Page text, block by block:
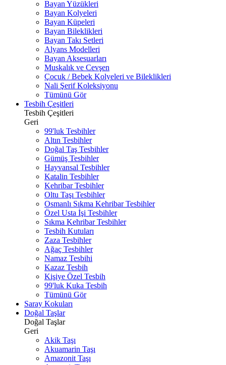
Bayan Yüzükleri
Bayan Kolyeleri
Bayan Küpeleri
Bayan Bileklikleri
Bayan Takı Setleri
Alyans Modelleri
Bayan Aksesuarları
Muskalık ve Cevşen
Çocuk / Bebek Kolyeleri ve Bileklikleri
Nali Şerif Koleksiyonu
Tümünü Gör
Tesbih Çeşitleri
Tesbih Çeşitleri
Geri
99'luk Tesbihler
Altın Tesbihler
Doğal Taş Tesbihler
Gümüş Tesbihler
Hayvansal Tesbihler
Katalin Tesbihler
Kehribar Tesbihler
Oltu Taşı Tesbihler
Osmanlı Sıkma Kehribar Tesbihler
Özel Usta İşi Tesbihler
Sıkma Kehribar Tesbihler
Tesbih Kutuları
Zaza Tesbihler
Ağaç Tesbihler
Namaz Tesbihi
Kazaz Tesbih
Kişiye Özel Tesbih
99'luk Kuka Tesbih
Tümünü Gör
Saray Kokuları
Doğal Taşlar
Doğal Taşlar
Geri
Akik Taşı
Akuamarin Taşı
Amazonit Taşı